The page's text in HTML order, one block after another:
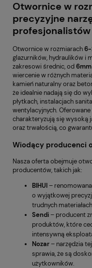
Otwornice w
precyzyjne
profesjonalistów
Otwornice w rozmiarach
glazurników, hydraulików i
zakresowi średnic, od6mm
wiercenie w różnych
kamień naturalny oraz
że idealnie nadają się do
płytkach, instalacjach
wentylacyjnych.
charakteryzują się wysoką
oraz trwałością, co
Wiodący producenci
Nasza oferta obejmuje
producentów, takich jak:
BIHUI–
o wyjątkowej
trudnych
Sendi– producent
produktów, które
intensywną
Nozar– narzędzia
sprawia, że są
użytkowników.